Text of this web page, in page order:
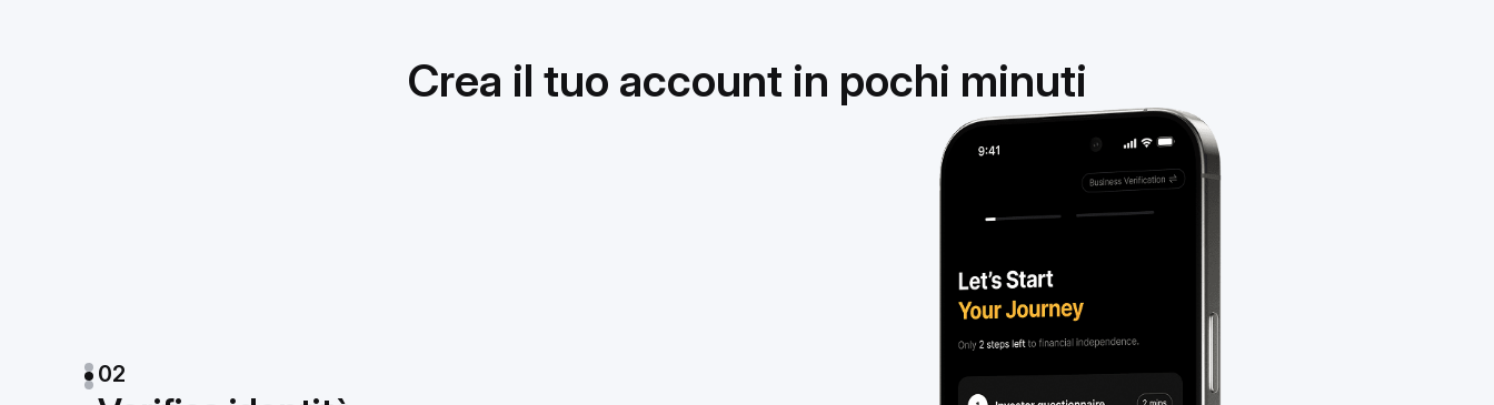
Crea il tuo account in pochi minuti
02